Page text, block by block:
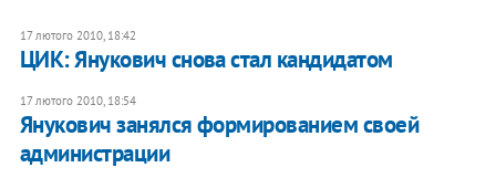
17 лютого 2010, 18:42
ЦИК: Янукович снова стал кандидатом
17 лютого 2010, 18:54
Янукович занялся формированием своей
администрации